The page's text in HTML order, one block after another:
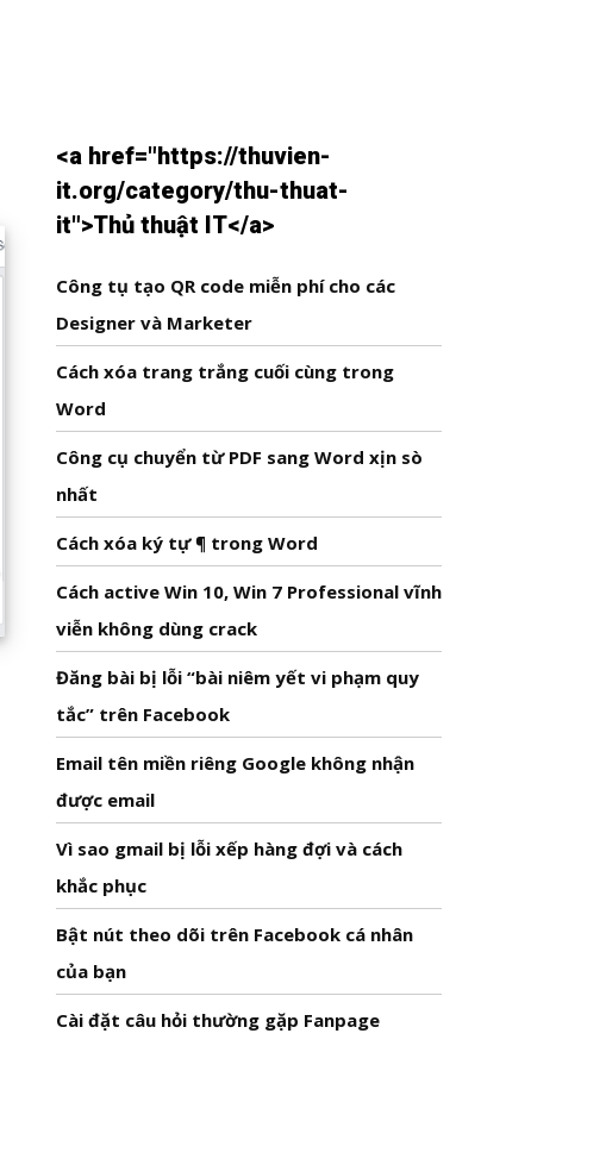
<a href="https://thuvien-
it.org/category/thu-thuat-
it">Thủ thuật IT</a>
Công tụ tạo QR code miễn phí cho các
Designer và Marketer
Cách xóa trang trắng cuối cùng trong
Word
Công cụ chuyển từ PDF sang Word xịn sò
nhất
Cách xóa ký tự ¶ trong Word
Cách active Win 10, Win 7 Professional vĩnh
viễn không dùng crack
Đăng bài bị lỗi “bài niêm yết vi phạm quy
tắc” trên Facebook
Email tên miền riêng Google không nhận
được email
Vì sao gmail bị lỗi xếp hàng đợi và cách
khắc phục
Bật nút theo dõi trên Facebook cá nhân
của bạn
Cài đặt câu hỏi thường gặp Fanpage